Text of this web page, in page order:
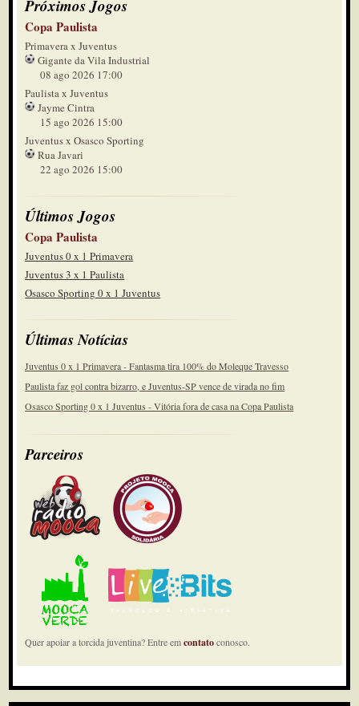
Próximos Jogos
Copa Paulista
Primavera x Juventus
Gigante da Vila Industrial
08 ago 2026 17:00
Paulista x Juventus
Jayme Cintra
15 ago 2026 15:00
Juventus x Osasco Sporting
Rua Javari
22 ago 2026 15:00
Últimos Jogos
Copa Paulista
Juventus 0 x 1 Primavera
Juventus 3 x 1 Paulista
Osasco Sporting 0 x 1 Juventus
Últimas Notícias
Juventus 0 x 1 Primavera - Fantasma tira 100% do Moleque Travesso
Paulista faz gol contra bizarro, e Juventus-SP vence de virada no fim
Osasco Sporting 0 x 1 Juventus - Vitória fora de casa na Copa Paulista
Parceiros
Quer apoiar a torcida juventina? Entre emcontatoconosco.